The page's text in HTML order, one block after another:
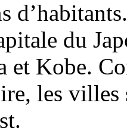
d’habitants.
du
et Kobe.
les villes